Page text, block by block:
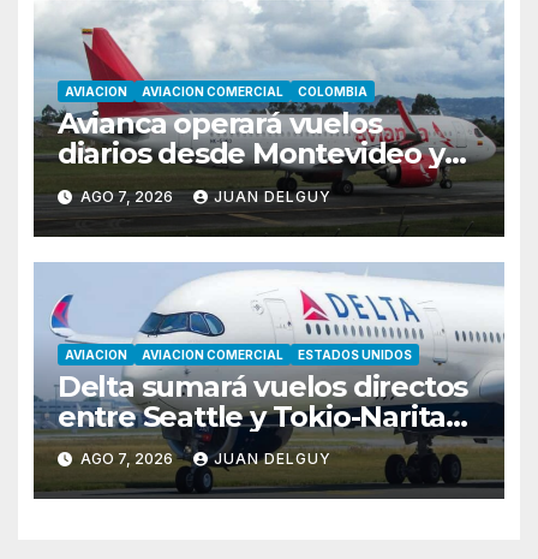
AVIACION AVIACION COMERCIAL COLOMBIA
Avianca operará vuelos
diarios desde Montevideo y
Asunción hacia Bogotá
AGO 7, 2026 JUAN DELGUY
AVIACION AVIACION COMERCIAL ESTADOS UNIDOS
Delta sumará vuelos directos
entre Seattle y Tokio-Narita
desde marzo de 2027
AGO 7, 2026 JUAN DELGUY